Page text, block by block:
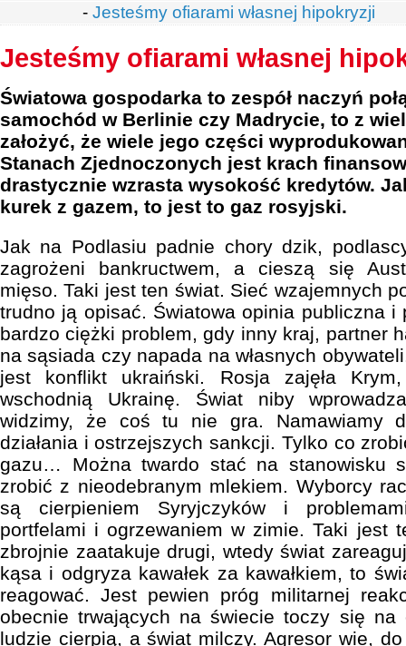
- Jesteśmy ofiarami własnej hipokryzji
Jesteśmy ofiarami własnej
Światowa gospodarka to zespół naczyń
samochód w Berlinie czy Madrycie, to z
założyć, że wiele jego części
Stanach Zjednoczonych jest krach
drastycznie wzrasta wysokość kredytów.
kurek z gazem, to jest to gaz rosyjski.
Jak na Podlasiu padnie chory dzik,
zagrożeni bankructwem, a cieszą się
mięso. Taki jest ten świat. Sieć wzajemnych
trudno ją opisać. Światowa opinia publiczna i
bardzo ciężki problem, gdy inny kraj, partner
na sąsiada czy napada na własnych
jest konflikt ukraiński. Rosja zajęła
wschodnią Ukrainę. Świat niby
widzimy, że coś tu nie gra. Namawiamy
działania i ostrzejszych sankcji. Tylko co
gazu… Można twardo stać na stanowisku
zrobić z nieodebranym mlekiem. Wyborcy
są cierpieniem Syryjczyków i
portfelami i ogrzewaniem w zimie. Taki jest
zbrojnie zaatakuje drugi, wtedy świat
kąsa i odgryza kawałek za kawałkiem, to
reagować. Jest pewien próg militarnej
obecnie trwających na świecie toczy się na
ludzie cierpią, a świat milczy. Agresor wie,